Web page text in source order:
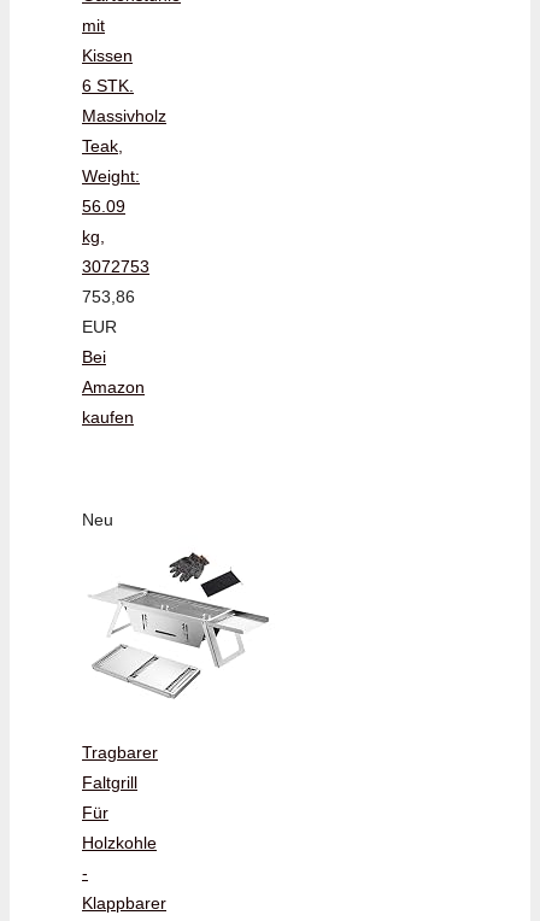
mit
Kissen
6 STK.
Massivholz
Teak,
Weight:
56.09
kg,
3072753
753,86
EUR
Bei
Amazon
kaufen
Neu
Tragbarer
Faltgrill
Für
Holzkohle
-
Klappbarer